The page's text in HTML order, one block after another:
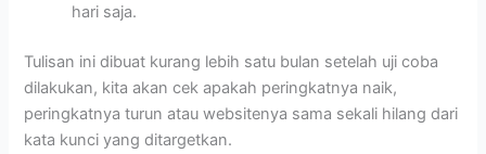
hari saja.
Tulisan ini dibuat kurang lebih satu bulan setelah uji coba
dilakukan, kita akan cek apakah peringkatnya naik,
peringkatnya turun atau websitenya sama sekali hilang dari
kata kunci yang ditargetkan.